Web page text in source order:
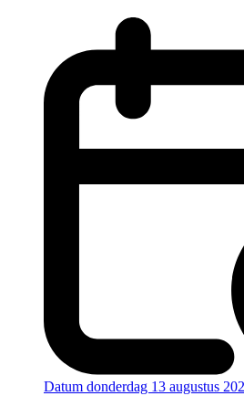
Datum donderdag 13 augustus